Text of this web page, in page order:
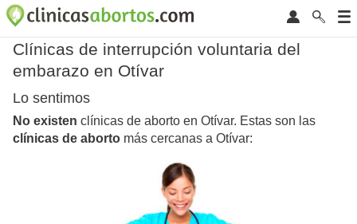
Clínicas de interrupción voluntaria del
embarazo en Otívar
Lo sentimos
No existen clínicas de aborto en Otívar. Estas son las
clínicas de aborto más cercanas a Otívar: